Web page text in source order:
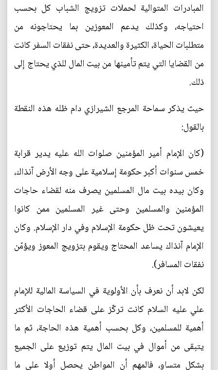
المبادرات المتوالية لحملات تزويج الشباب كل بحسب
احتياجه، وكذلك يدعم المعوزين بما يحتاجونه من
متطلبات الحياة، الكثيرة والعديدة، حتى نفقات السفر كانت
من القضايا التي يتم تأمينها من بيت المال للذي يحتاج إلى
ذلك.
حيث يذكر سماحة المرجع الشيرازي دام ظله هذه النقطة
بالقول:
(كان الإمام أمير المؤمنين صلوات الله عليه يدير قرابة
خمس سنوات أكبر حكومة إسلامية على وجه الأرض آنذاك،
وكان بيده بيت مال المسلمين يصرف منه لقضاء حاجات
المؤمنين والمسلمين وحتى غير المسلمين ممن كانوا
يعيشون تحت ظل حكومة الإسلام وفي دار الإسلام. وكان
الإمام آنذاك يساعد المحتاج ويقوم بتزويج المعوز ويؤمّن
نفقات المسافر).
لكن لابد أن نعرف بأن الأولوية في السياسة المالية للإمام
علي عليه السلام كانت تركّز على قضاء الحاجات الأكثر
أهمية للمسلمين، وكل بحسب أهمية هذه الحاجة، ثم ما
يتبقى من أموال في بيت المال يتم توزيع على الجميع
بشكل متساوٍ، فالمهم أن المواطن يحصل أولا على ما